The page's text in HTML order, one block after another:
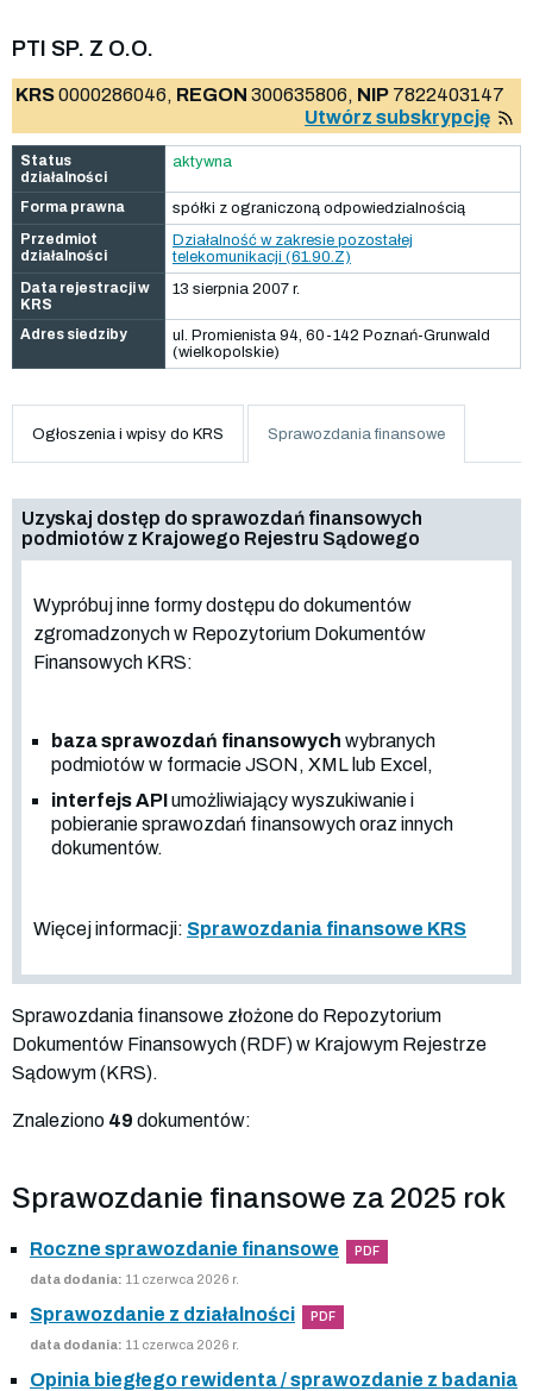
PTI SP. Z O.O.
KRS0000286046, REGON 300635806, NIP 7822403147
Utwórz subskrypcję
Status
działalności
aktywna
Forma prawna
spółki z ograniczoną odpowiedzialnością
Przedmiot
działalności
Działalność w zakresie pozostałej
telekomunikacji (61.90.Z)
Data rejestracji w
KRS
13 sierpnia 2007 r.
Adres siedziby
ul. Promienista 94, 60-142 Poznań-Grunwald
(wielkopolskie)
Ogłoszenia i wpisy do KRS Sprawozdania finansowe
Uzyskaj dostęp do sprawozdań finansowych
podmiotów z Krajowego Rejestru Sądowego
Wypróbuj inne formy dostępu do dokumentów
zgromadzonych w Repozytorium Dokumentów
Finansowych KRS:
baza sprawozdań finansowych wybranych
podmiotów w formacie JSON, XML lub Excel,
interfejs APIumożliwiający wyszukiwanie i
pobieranie sprawozdań finansowych oraz innych
dokumentów.
Więcej informacji: Sprawozdania finansowe KRS
Sprawozdania finansowe złożone do Repozytorium
Dokumentów Finansowych (RDF) w Krajowym Rejestrze
Sądowym (KRS).
Znaleziono 49 dokumentów:
Sprawozdanie finansowe za 2025 rok
Roczne sprawozdanie finansowe PDF
data dodania: 11 czerwca 2026 r.
Sprawozdanie z działalności PDF
data dodania: 11 czerwca 2026 r.
Opinia biegłego rewidenta / sprawozdanie z badania